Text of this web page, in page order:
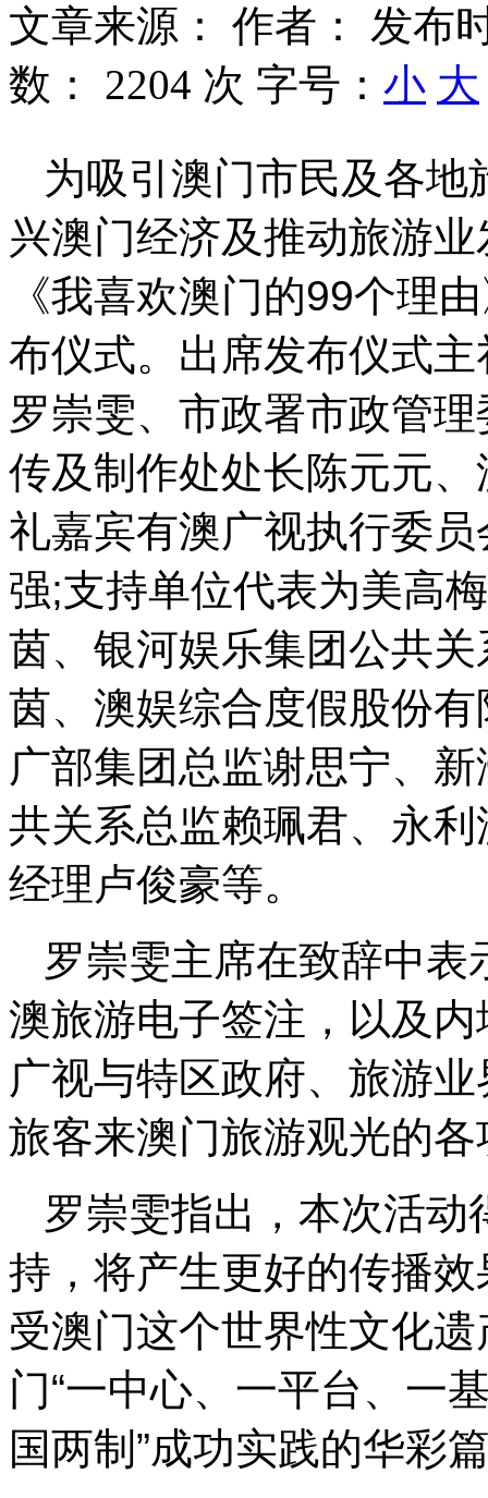
文章来源： 作者：
发布
数： 2204 次 字号： 小 大
为吸引澳门市民及各
兴澳门经济及推动旅游
《我喜欢澳门的99个理
布仪式。出席发布仪式
罗崇雯、市政署市政管
传及制作处处长陈元元
礼嘉宾有澳广视执行委
强;支持单位代表为美高
茵、银河娱乐集团公共
茵、澳娱综合度假股份
广部集团总监谢思宁、
共关系总监赖珮君、永
经理卢俊豪等。
罗崇雯主席在致辞中
澳旅游电子签注，以及
广视与特区政府、旅游
旅客来澳门旅游观光的
罗崇雯指出，本次活
持，将产生更好的传播
受澳门这个世界性文化
门“一中心、一平台、一
国两制”成功实践的华彩